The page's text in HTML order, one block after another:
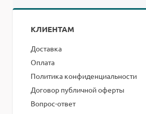
КЛИЕНТАМ
Доставка
Оплата
Политика конфиденциальности
Договор публичной оферты
Вопрос-ответ